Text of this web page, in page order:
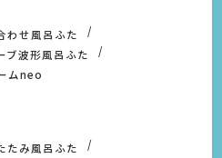
わせ風呂ふた
ブ波形風呂ふた
ムneo
たみ風呂ふた